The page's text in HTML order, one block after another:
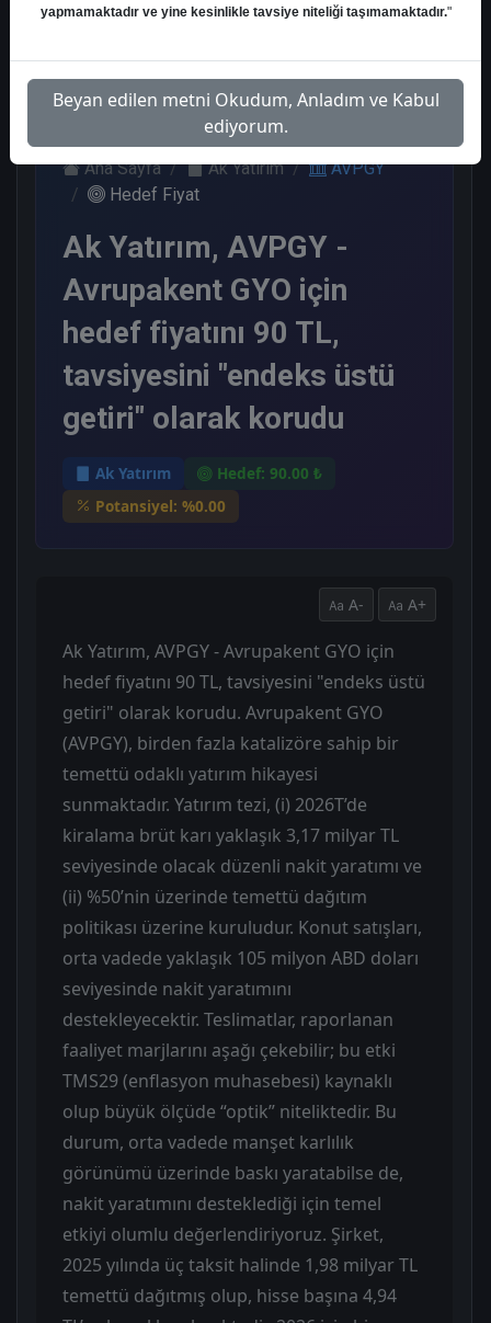
1 1
Cuma, 23 Ocak 2026
Ana Sayfa Ak Yatırım
AVPGY
Hedef Fiyat
Ak Yatırım, AVPGY -
Avrupakent GYO için
hedef fiyatını 90 TL,
tavsiyesini "endeks üstü
getiri" olarak korudu
Ak Yatırım
Hedef: 90.00 ₺
Potansiyel: %0.00
A- A+
Ak Yatırım, AVPGY - Avrupakent GYO için
hedef fiyatını 90 TL, tavsiyesini "endeks üstü
getiri" olarak korudu. Avrupakent GYO
(AVPGY), birden fazla katalizöre sahip bir
temettü odaklı yatırım hikayesi
sunmaktadır. Yatırım tezi, (i) 2026T’de
kiralama brüt karı yaklaşık 3,17 milyar TL
seviyesinde olacak düzenli nakit yaratımı ve
(ii) %50’nin üzerinde temettü dağıtım
politikası üzerine kuruludur. Konut satışları,
orta vadede yaklaşık 105 milyon ABD doları
seviyesinde nakit yaratımını
destekleyecektir. Teslimatlar, raporlanan
faaliyet marjlarını aşağı çekebilir; bu etki
TMS29 (enflasyon muhasebesi) kaynaklı
olup büyük ölçüde “optik” niteliktedir. Bu
durum, orta vadede manşet karlılık
görünümü üzerinde baskı yaratabilse de,
nakit yaratımını desteklediği için temel
etkiyi olumlu değerlendiriyoruz. Şirket,
2025 yılında üç taksit halinde 1,98 milyar TL
temettü dağıtmış olup, hisse başına 4,94
yapmamaktadır ve yine kesinlikle tavsiye niteliği taşımamaktadır."
Beyan edilen metni Okudum, Anladım ve Kabul
ediyorum.